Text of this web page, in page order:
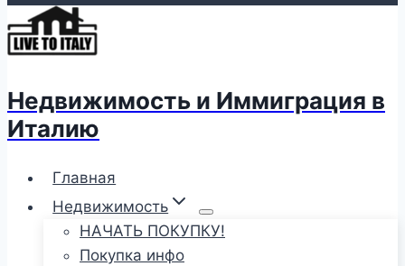
Недвижимость и Иммиграция в
Италию
Главная
Недвижимость
НАЧАТЬ ПОКУПКУ!
Покупка инфо